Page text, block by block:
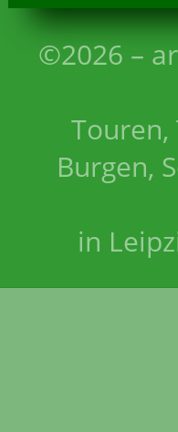
©2026 –
Touren,
Burgen,
in